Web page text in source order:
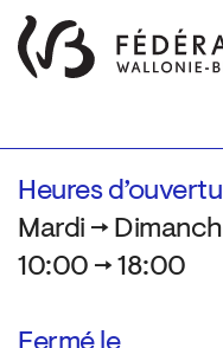
Heures
Mardi →
10:00 → 18:00